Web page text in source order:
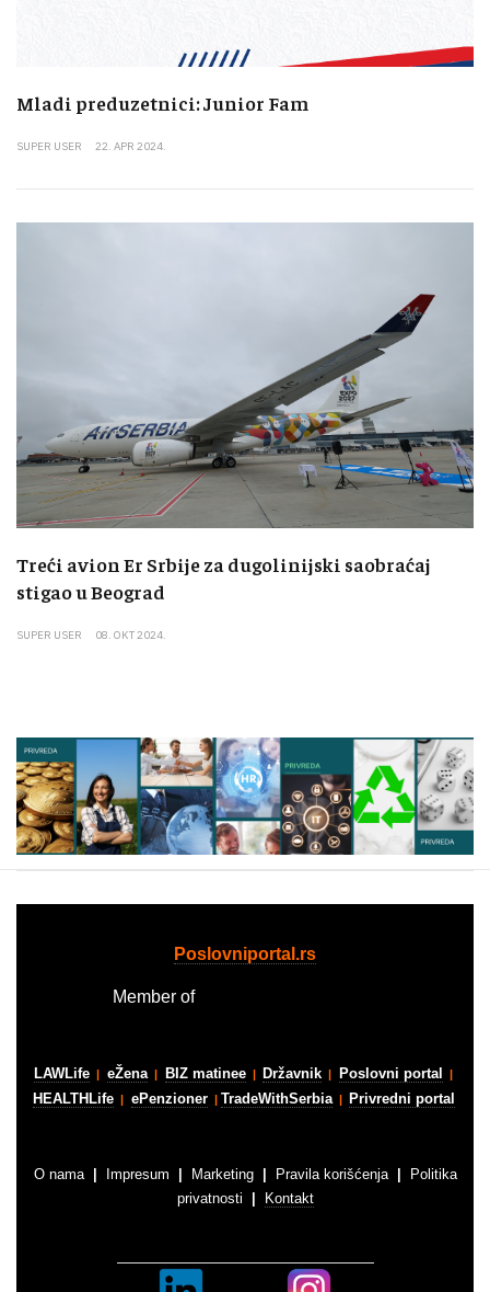
Mladi preduzetnici: Junior Fam
SUPER USER 22. APR 2024.
Treći avion Er Srbije za dugolinijski saobraćaj
stigao u Beograd
SUPER USER 08. OKT 2024.
Poslovniportal.rs
Member of
LAWLife | eŽena | BIZ matinee | Državnik | Poslovni portal |
HEALTHLife | ePenzioner | TradeWithSerbia | Privredni portal
O nama | Impresum | Marketing | Pravila korišćenja | Politika
privatnosti | Kontakt